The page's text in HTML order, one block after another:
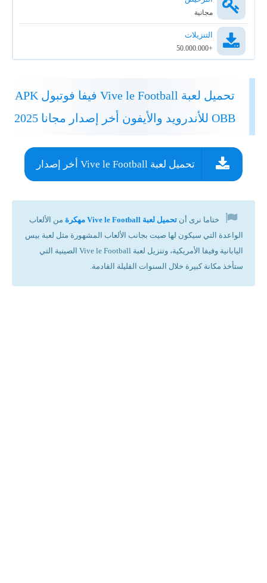
مجانية
التنزيلات
+50.000.000
تحميل لعبة Vive le Football فيفا فوتبول APK
OBB للأندرويد والأيفون أخر إصدار مجانا 2025
تحميل لعبة Vive le Football أخر إصدار
ختاما نرى أن تحميل لعبة Vive le Football مهكرة
من الألعاب
الواعدة التي سيكون لها صيت بجانب الألعاب المشهورة مثل لعبة بيس
اليابانية وفيفا الأمريكية، وتنزيل لعبة Vive le Football الصينية التي
ستأخذ مكانة كبيرة خلال السنوات القليلة القادمة.